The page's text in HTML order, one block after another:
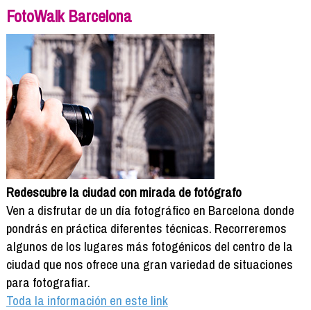
FotoWalk Barcelona
Redescubre la ciudad con mirada de fotógrafo
Ven a disfrutar de un día fotográfico en Barcelona donde
pondrás en práctica diferentes técnicas. Recorreremos
algunos de los lugares más fotogénicos del centro de la
ciudad que nos ofrece una gran variedad de situaciones
para fotografiar.
Toda la información en este link